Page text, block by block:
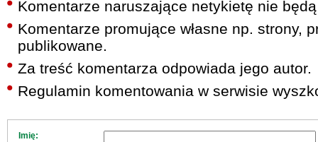
Komentarze naruszające netykietę nie
Komentarze promujące własne np. strony,
publikowane.
Za treść komentarza odpowiada jego autor.
Regulamin komentowania w serwisie
Imię: